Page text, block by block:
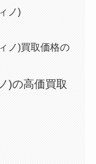
ノ)
ノ)買取価格の
)の高価買取